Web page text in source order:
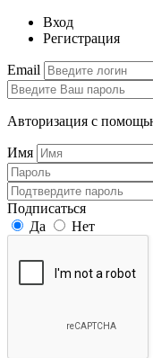
Вход
Регистрация
Email
Авторизация с
Имя
Подписаться
Да
Нет